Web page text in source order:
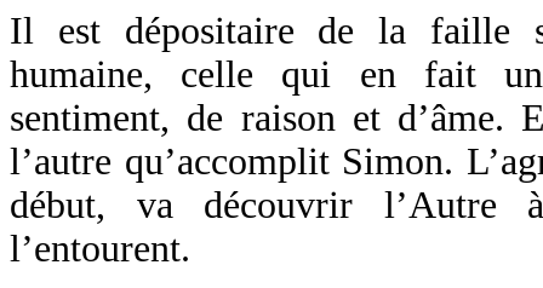
Il est dépositaire de la faille
humaine, celle qui en fait
sentiment, de raison et d’âme.
l’autre qu’accomplit Simon.
début, va découvrir l’Autre
l’entourent.